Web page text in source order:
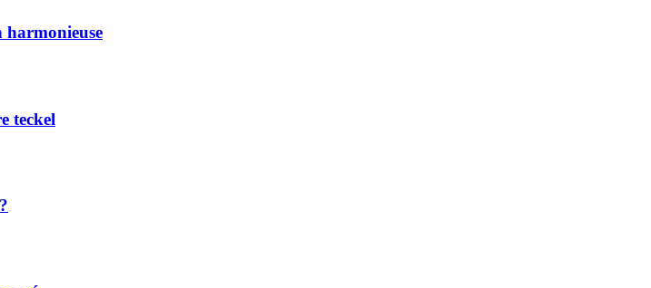
harmonieuse
teckel